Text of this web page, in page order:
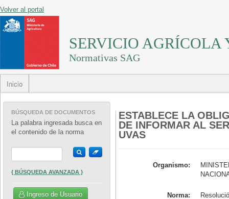
Volver al portal
SERVICIO AGRÍCOLA
Normativas SAG
Inicio
BÚSQUEDA DE DOCUMENTOS
La palabra ingresada busca en
el contenido de la norma
{ BÚSQUEDA AVANZADA }
Ingreso de Usuario
ESTABLECE LA
DE INFORMAR AL
UVAS
Organismo:
Norma: